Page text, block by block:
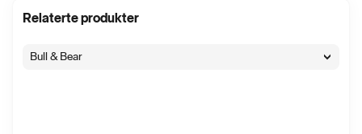
Relaterte produkter
Bull & Bear